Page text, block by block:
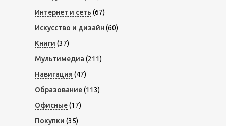
Интернет и сеть (67)
Искусство и дизайн (60)
Книги (37)
Мультимедиа (211)
Навигация (47)
Образование(113)
Офисные(17)
Покупки (35)